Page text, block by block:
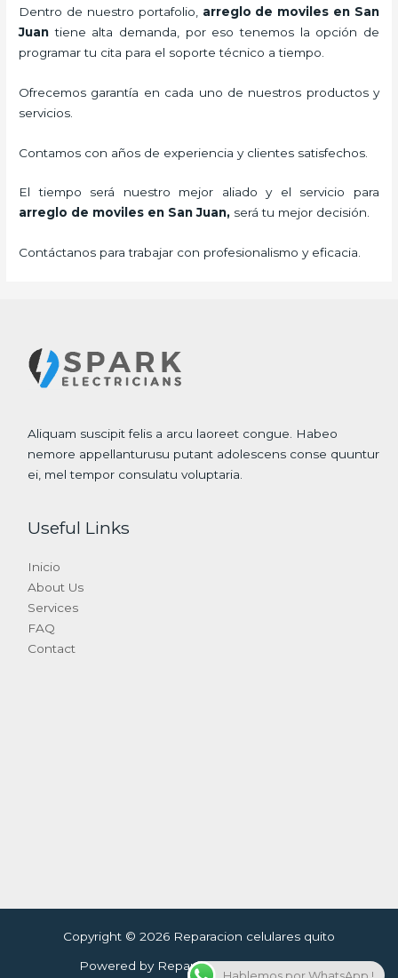
Dentro de nuestro portafolio, arreglo de moviles en San
Juan tiene alta demanda, por eso tenemos la opción de
programar tu cita para el soporte técnico a tiempo.
Ofrecemos garantía en cada uno de nuestros productos y
servicios.
Contamos con años de experiencia y clientes satisfechos.
El tiempo será nuestro mejor aliado y el servicio para
arreglo de moviles en San Juan, será tu mejor decisión.
Contáctanos para trabajar con profesionalismo y eficacia.
Aliquam suscipit felis a arcu laoreet congue. Habeo
nemore appellanturusu putant adolescens conse quuntur
ei, mel tempor consulatu voluptaria.
Useful Links
Inicio
About Us
Services
FAQ
Contact
Copyright © 2026 Reparacion celulares quito
Powered by Reparacion celulares quito